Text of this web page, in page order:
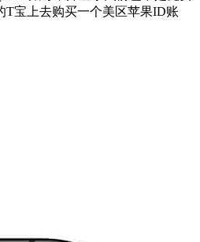
T宝上去购买一个美区苹果ID账